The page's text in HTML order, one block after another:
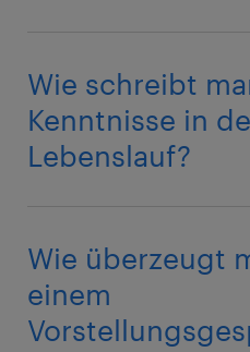
Wie schreibt
Kenntnisse in
Lebenslauf?
Wie überzeugt
einem